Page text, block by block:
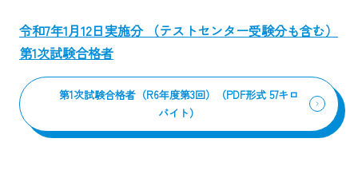
令和7年1月12日実施分 （テストセンター受験分も含む）
第1次試験合格者
第1次試験合格者（R6年度第3回）（PDF形式 57キロ
バイト）